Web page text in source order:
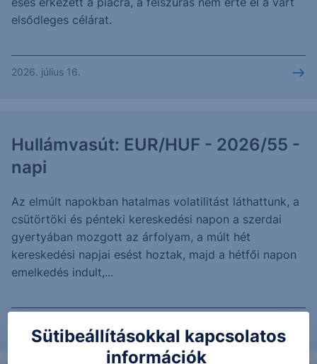
elsődleges célárat.
2026. július 16.
Hullámvasút: EUR/HUF - 2026/55 -
napi
Az elmúlt napokban hatalmas volatilitást láthattunk, a
csütörtöki és pénteki kereskedési napon a szerdai
gyertyában mozgott az árfolyam, a múlt hét
kereskedési napjai esést hoztak, majd a hétfői napon
emelkedés indult,...
Sütibeállításokkal kapcsolatos
információk